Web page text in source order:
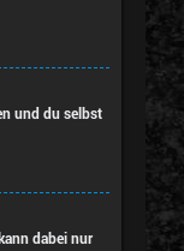
und du selbst
dabei nur